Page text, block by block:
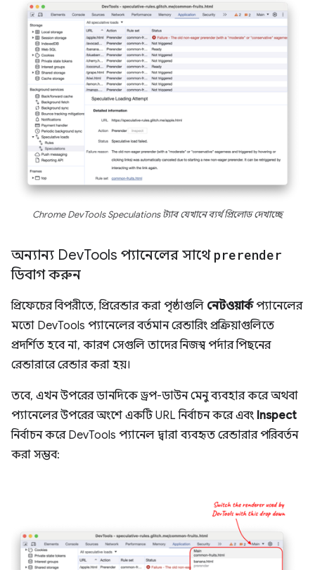
Chrome DevTools Speculations ট্যাব যেখানে ব্যর্থ প্রিলোড দেখাচ্ছে
অন্যান্য DevTools প্যানেলের সাথে prerender
ডিবাগ করুন
প্রিফেচের বিপরীতে, প্রিরেন্ডার করা পৃষ্ঠাগুলি নেটওয়ার্কপ্যানেলের
মতো DevTools প্যানেলের বর্তমান রেন্ডারিং প্রক্রিয়াগুলিতে
প্রদর্শিত হবে না, কারণ সেগুলি তাদের নিজস্ব পর্দার পিছনের
রেন্ডারারে রেন্ডার করা হয়।
তবে, এখন উপরের ডানদিকে ড্রপ-ডাউন মেনু ব্যবহার করে অথবা
প্যানেলের উপরের অংশে একটি URL নির্বাচন করে এবং Inspect
নির্বাচন করে DevTools প্যানেল দ্বারা ব্যবহৃত রেন্ডারার পরিবর্তন
করা সম্ভব: